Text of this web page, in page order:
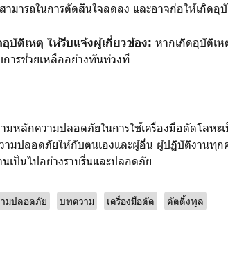
ามารถในการตัดสินใจลดลง และอาจก่อให้เกิดอุ
บัติเหตุ ให้รีบแจ้งผู้เกี่ยวข้อง: หากเกิดอุบัติเห
การช่วยเหลืออย่างทันท่วงที
มหลักความปลอดภัยในการใช้เครื่องมือตัดโลหะ
ามปลอดภัยให้กับตนเองและผู้อื่น ผู้ปฏิบัติงานทุ
นเป็นไปอย่างราบรื่นและปลอดภัย
มปลอดภัย บทความ เครื่องมือตัด คัตติ้งทูล